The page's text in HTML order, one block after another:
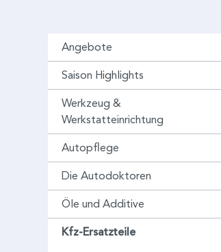
Angebote
Saison Highlights
Werkzeug &
Werkstatteinrichtung
Autopflege
Die Autodoktoren
Öle und Additive
Kfz-Ersatzteile